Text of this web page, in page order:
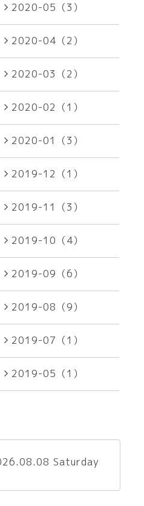
2020-05（3）
2020-04（2）
2020-03（2）
2020-02（1）
2020-01（3）
2019-12（1）
2019-11（3）
2019-10（4）
2019-09（6）
2019-08（9）
2019-07（1）
2019-05（1）
Saturday